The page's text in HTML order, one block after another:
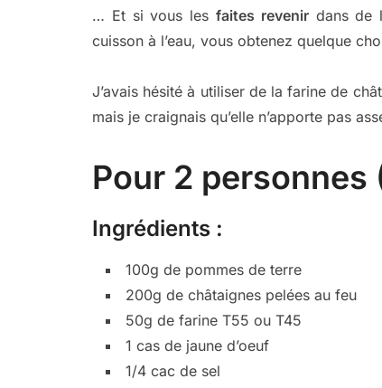
… Et si vous les faites revenirdans de
cuisson à l’eau, vous obtenez quelque
J’avais hésité à utiliser de la farine de
mais je craignais qu’elle n’apporte pas
Pour 2
Ingrédients :
100g de pommes de terre
200g de châtaignes pelées au feu
50g de farine T55 ou T45
1 cas de jaune d’oeuf
1/4 cac de sel